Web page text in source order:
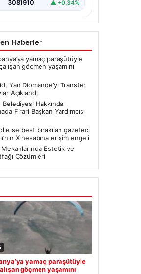
3081910 ▲ +0.34%
Haberler
yamaç paraşütüyle
göçmen yaşamını
Yan Diomande’yi Transfer
Açıklandı
Hakkında
Firari Başkan Yardımcısı
serbest bırakılan gazeteci
X hesabına erişim engeli
Mekanlarında Estetik ve
Çözümleri
yamaç paraşütüyle
göçmen yaşamını